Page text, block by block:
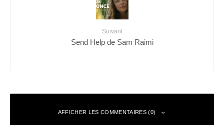
Suivant
Send Help de Sam Raimi
AFFICHER LES COMMENTAIRES (0)